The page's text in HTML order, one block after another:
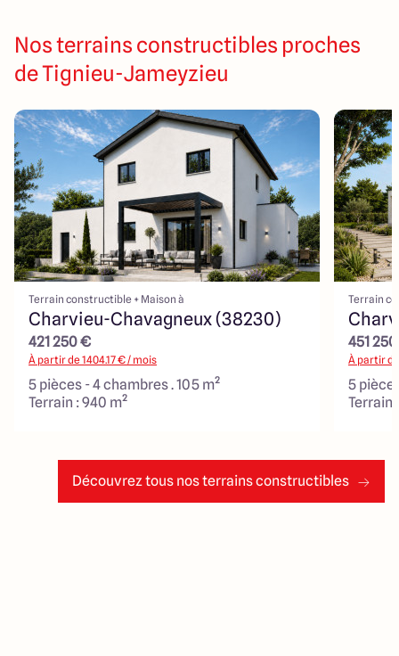
Nos terrains constructibles proches
de Tignieu-Jameyzieu
Terrain constructible + Maison à
Charvieu-Chavagneux (38230)
421 250 €
À partir de1404.17€ / mois
5 pièces - 4 chambres . 105 m²
Terrain : 940 m²
Terrain
451
À partir
5
Terrain
Découvrez tous nos terrains constructibles